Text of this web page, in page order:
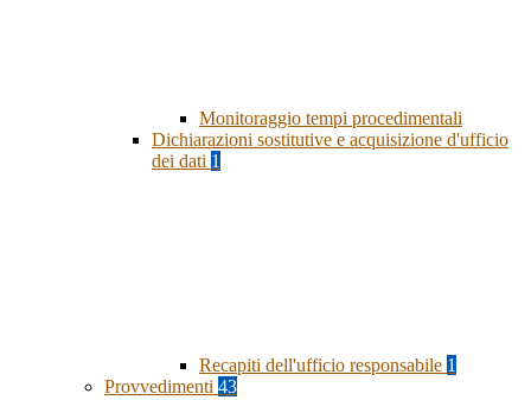
Monitoraggio tempi procedimentali
Dichiarazioni sostitutive e acquisizione d'ufficio
dei dati 1
Recapiti dell'ufficio responsabile 1
Provvedimenti 43